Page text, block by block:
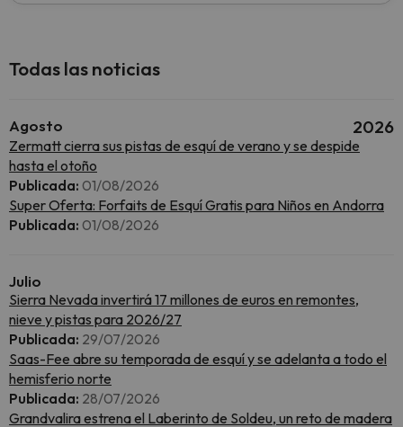
Todas las noticias
Agosto 2026
Zermatt cierra sus pistas de esquí de verano y se despide
hasta el otoño
Publicada: 01/08/2026
Super Oferta: Forfaits de Esquí Gratis para Niños en Andorra
Publicada: 01/08/2026
Julio
Sierra Nevada invertirá 17 millones de euros en remontes,
nieve y pistas para 2026/27
Publicada: 29/07/2026
Saas-Fee abre su temporada de esquí y se adelanta a todo el
hemisferio norte
Publicada: 28/07/2026
Grandvalira estrena el Laberinto de Soldeu, un reto de madera